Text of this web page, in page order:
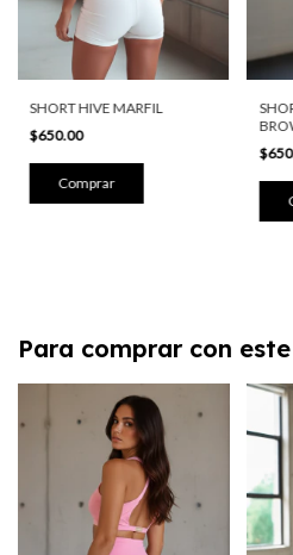
SHORT HIVE MARFIL
$650.00
Comprar
Para comprar con